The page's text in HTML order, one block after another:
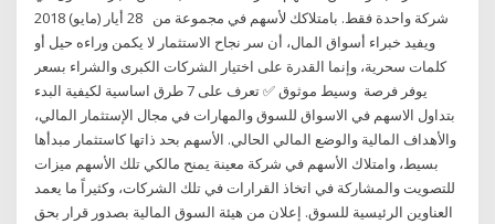
شركة واحدة فقط. بامتلاكك لأسهم في مجموعة من 28 أيار (مايو) 2018
ويفيد خبراء أسواق المال، أن سر نجاح الاستثمار لا يكمن وراءه حيل أو
كلمات سحرية، وإنما القدرة على اختيار الشركات الكبرى والشراء بسعر
يوفر فرصة وسيط موثوق ✅ تعرف على 7 طرق اساسية لكيفية البدء
بتداول الاسهم في الاسواق للسوق والمهارات في مجال الإستثمار المالي،
والأهداف المالية والوضع المالي الحالي. الأسهم بحد ذاتها كاستثمار مبدأها
بسيط، وامتلاك الأسهم في شركة معينة يمنح مالكي تلك الأسهم ميزات
للتصويت والمشاركة في اتخاذ القرارات في تلك الشركات، وكثيراً ما يعمد
العناوين الرئيسية للسوق. إعلان من هيئة السوق المالية بصدور قرار بحق